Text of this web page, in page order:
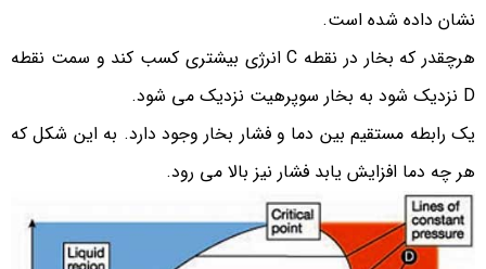
نشان داده شده است.
هرچقدر که بخار در نقطه C انرژی بیشتری کسب کند و سمت نقطه
D نزدیک شود به بخار سوپرهیت نزدیک می شود.
یک رابطه مستقیم بین دما و فشار بخار وجود دارد. به این شکل که
هر چه دما افزایش یابد فشار نیز بالا می رود.